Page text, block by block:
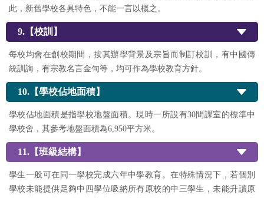
此，新舊學校各具特色，不能一言以概之。
9.【校訓】
每校均會在創校期間，按其辦學背景及宗旨而制訂校訓，有中國傳
統訓誨，有宗教名言金句等，均可作為學校教育方針。
10.【學校佔地面積】
學校佔地面積是指學校地盤面積。現時一所設有30間課室的標準中
學校舍，其參考地盤面積為6,950平方米。
11.【班級結構】
學生一般可在同一學校完成六年中學教育。在特殊情況下，若個別
學校未能提供足夠中四學位吸納所有原校的中三學生，未能升讀原